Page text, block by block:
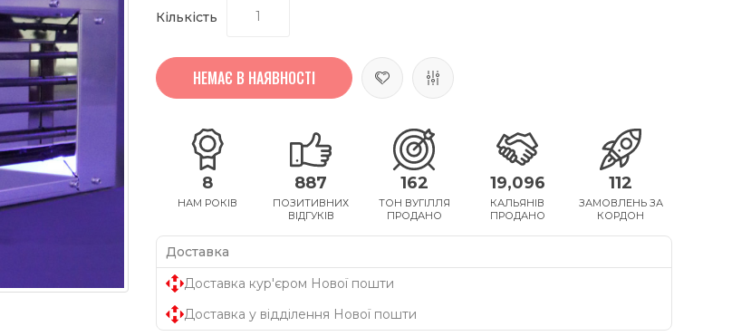
Кількість
НЕМАЄ В НАЯВНОСТІ
8
НАМ РОКІВ
887
ПОЗИТИВНИХ
ВІДГУКІВ
162
ТОН ВУГІЛЛЯ
ПРОДАНО
19,096
КАЛЬЯНІВ
ПРОДАНО
112
ЗАМОВЛЕНЬ ЗА
КОРДОН
Доставка
Доставка кур'єром Нової пошти
Доставка у відділення Нової пошти